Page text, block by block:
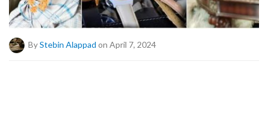
ByStebin Alappad on April 7, 2024